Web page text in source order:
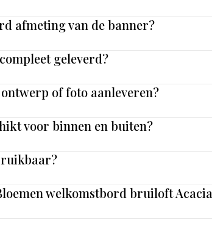
afmeting van de banner?
geleverd?
of foto aanleveren?
voor binnen en buiten?
welkomstbord bruiloft Acacia